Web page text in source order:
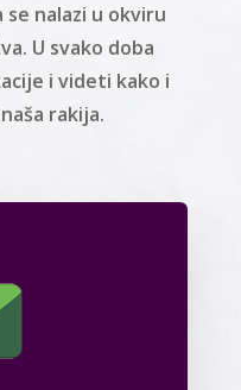
se nalazi u okviru
U svako doba
i videti kako i
rakija.